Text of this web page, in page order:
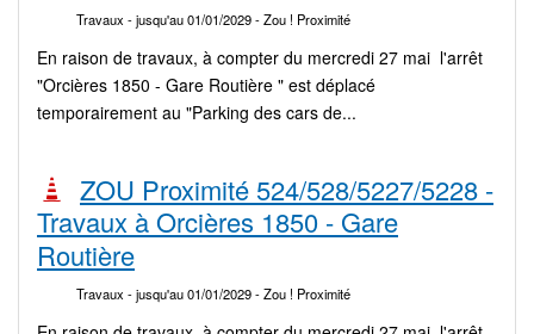
Travaux - jusqu'au 01/01/2029- Zou ! Proximité
En raison de travaux, à compter du mercredi 27 mai l'arrêt
"Orcières 1850 - Gare Routière " est déplacé
temporairement au "Parking des cars de...
ZOU Proximité 524/528/5227/5228 -
Travaux à Orcières 1850 - Gare
Routière
Travaux - jusqu'au 01/01/2029- Zou ! Proximité